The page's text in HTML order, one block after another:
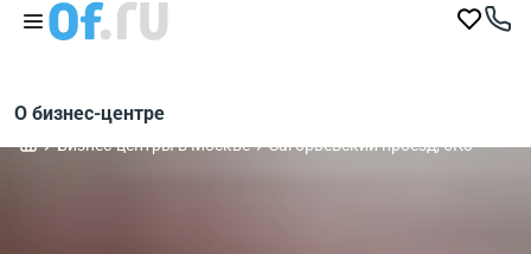
О бизнес-центре
Бизнес-центры в Москве Загорьевский проезд, 5К3